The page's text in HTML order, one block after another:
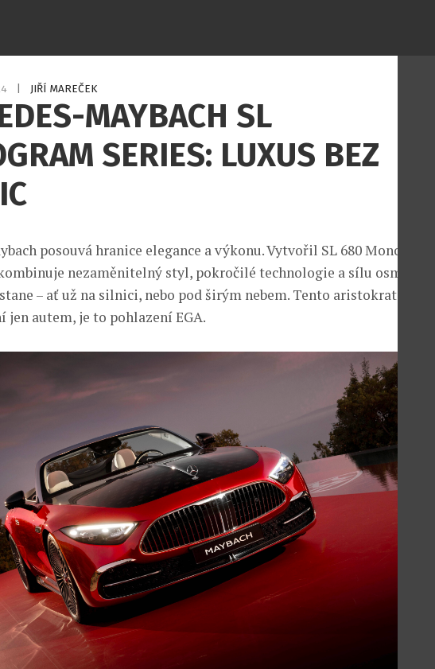
JIŘÍ MAREČEK
MAYBACH SL
SERIES: LUXUS BEZ
posouvá hranice elegance a výkonu. Vytvořil SL 680 Monogram
nezaměnitelný styl, pokročilé technologie a sílu osmiválce
– ať už na silnici, nebo pod širým nebem. Tento aristokrat mezi
jen autem, je to pohlazení EGA.